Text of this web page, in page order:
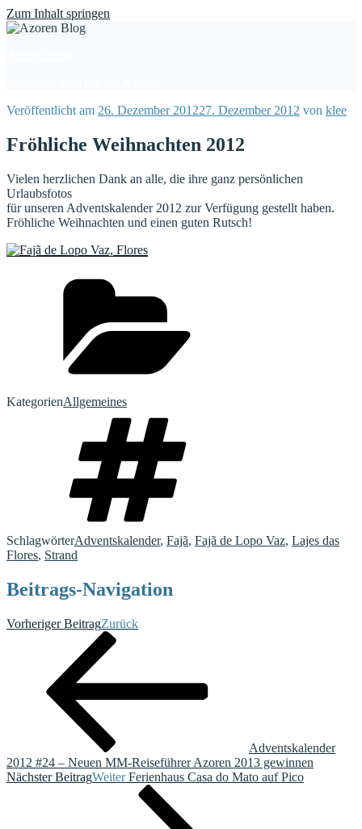
Zum Inhalt springen
Veröffentlicht am 26. Dezember 201227. Dezember 2012 von klee
Fröhliche Weihnachten 2012
Vielen herzlichen Dank an alle, die ihre ganz persönlichen
Urlaubsfotos
für unseren Adventskalender 2012 zur Verfügung gestellt haben.
Fröhliche Weihnachten und einen guten Rutsch!
KategorienAllgemeines
SchlagwörterAdventskalender, Fajã, Fajã de Lopo Vaz, Lajes das
Flores, Strand
Beitrags-Navigation
Vorheriger BeitragZurück
Adventskalender
2012 #24 – Neuen MM-Reiseführer Azoren 2013 gewinnen
Nächster BeitragWeiter Ferienhaus Casa do Mato auf Pico